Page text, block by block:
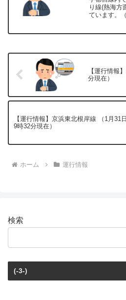
り線(熱海方
ています。
【運行情報
分現在）
【運行情報】京浜東北根岸線 （1月31日
9時32分現在）
ホーム 運行情報
検索
(-3-)